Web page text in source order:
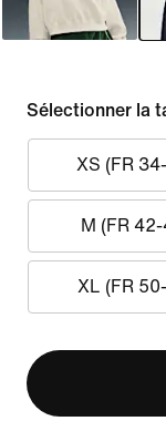
Sélectionner la
XS (FR
M (FR
XL (FR